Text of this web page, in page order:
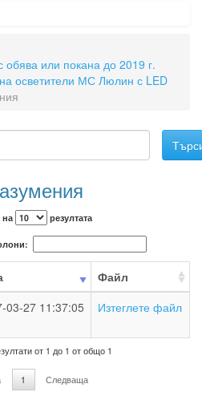
или покана до 2019 г.
осветители МС Люлин с LED
на резултата
Файл
03-27 11:37:05 Изтеглете файл
от 1 до 1 от общо 1
1 Следваща